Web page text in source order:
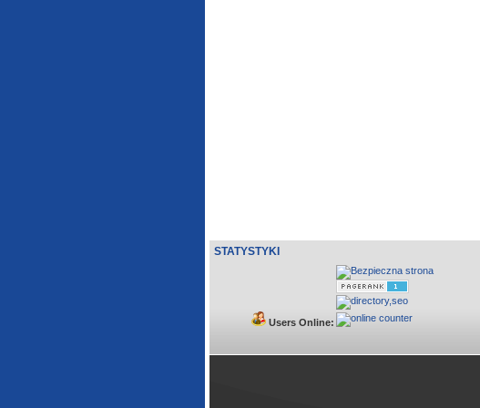
STATYSTYKI
Users Online: